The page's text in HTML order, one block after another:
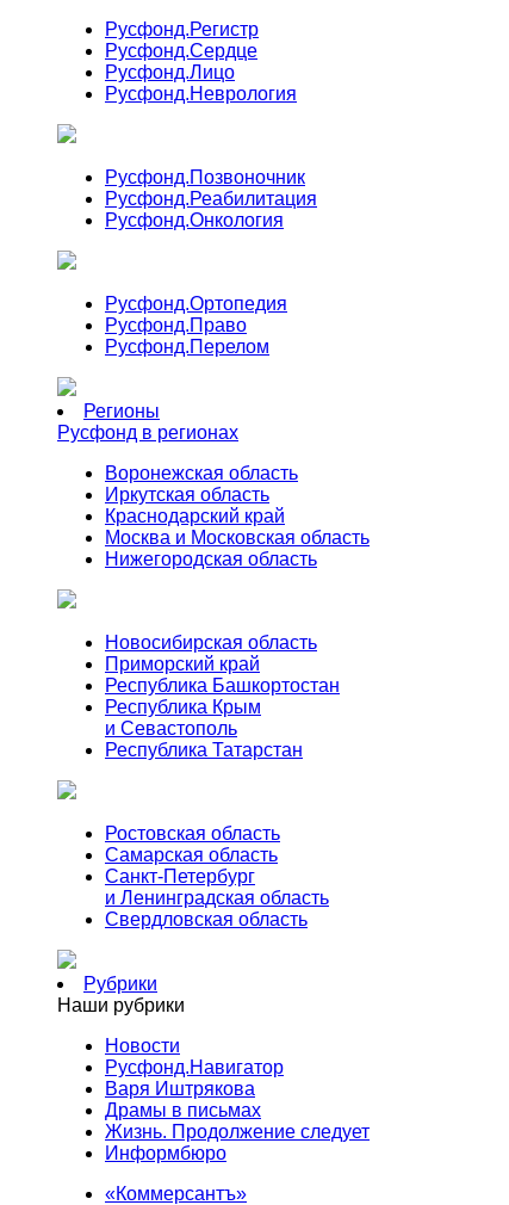
Русфонд.Регистр
Русфонд.Сердце
Русфонд.Лицо
Русфонд.Неврология
Русфонд.Позвоночник
Русфонд.Реабилитация
Русфонд.Онкология
Русфонд.Ортопедия
Русфонд.Право
Русфонд.Перелом
Регионы
Русфонд в регионах
Воронежская область
Иркутская область
Краснодарский край
Москва и Московская область
Нижегородская область
Новосибирская область
Приморский край
Республика Башкортостан
Республика Крым
и Севастополь
Республика Татарстан
Ростовская область
Самарская область
Санкт-Петербург
и Ленинградская область
Свердловская область
Рубрики
Наши рубрики
Новости
Русфонд.Навигатор
Варя Иштрякова
Драмы в письмах
Жизнь. Продолжение следует
Информбюро
«Коммерсантъ»